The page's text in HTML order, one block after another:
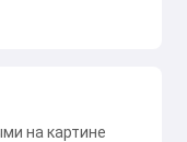
на картине